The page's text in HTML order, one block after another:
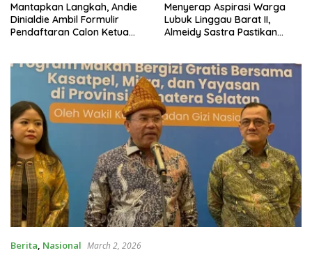
Mantapkan Langkah, Andie
Dinialdie Ambil Formulir
Pendaftaran Calon Ketua
Menyerap Aspirasi Warga
Lubuk Linggau Barat II,
Almeidy Sastra Pastikan
Berita, Nasional March 2, 2026